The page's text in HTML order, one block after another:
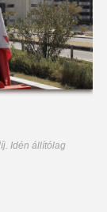
Idén állítólag